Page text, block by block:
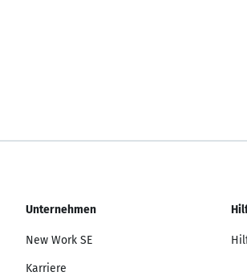
Unternehmen
New Work SE
Karriere